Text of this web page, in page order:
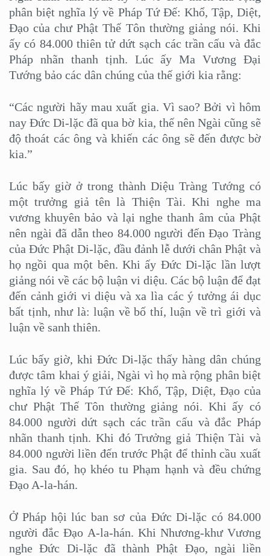
phân biệt nghĩa lý về Pháp Tứ Đế: Khổ, Tập, Diệt,
Đạo của chư Phật Thế Tôn thường giảng nói. Khi
ấy có 84.000 thiên tử dứt sạch các trần cấu và đắc
Pháp nhãn thanh tịnh. Lúc ấy Ma Vương Đại
Tướng bảo các dân chúng của thế giới kia rằng:
“Các người hãy mau xuất gia. Vì sao? Bởi vì hôm
nay Đức Di-lặc đã qua bờ kia, thế nên Ngài cũng sẽ
độ thoát các ông và khiến các ông sẽ đến được bờ
kia.”
Lúc bấy giờ ở trong thành Diệu Tràng Tướng có
một trưởng giả tên là Thiện Tài. Khi nghe ma
vương khuyên bảo và lại nghe thanh âm của Phật
nên ngài đã dẫn theo 84.000 người đến Đạo Tràng
của Đức Phật Di-lặc, đầu đảnh lễ dưới chân Phật và
họ ngồi qua một bên. Khi ấy Đức Di-lặc lần lượt
giảng nói về các bộ luận vi diệu. Các bộ luận để đạt
đến cảnh giới vi diệu và xa lìa các ý tưởng ái dục
bất tịnh, như là: luận về bố thí, luận về trì giới và
luận về sanh thiên.
Lúc bấy giờ, khi Đức Di-lặc thấy hàng dân chúng
được tâm khai ý giải, Ngài vì họ mà rộng phân biệt
nghĩa lý về Pháp Tứ Đế: Khổ, Tập, Diệt, Đạo của
chư Phật Thế Tôn thường giảng nói. Khi ấy có
84.000 người dứt sạch các trần cấu và đắc Pháp
nhãn thanh tịnh. Khi đó Trưởng giả Thiện Tài và
84.000 người liền đến trước Phật để thỉnh cầu xuất
gia. Sau đó, họ khéo tu Phạm hạnh và đều chứng
Đạo A-la-hán.
Ở Pháp hội lúc ban sơ của Đức Di-lặc có 84.000
người đắc Đạo A-la-hán. Khi Nhương-khư Vương
nghe Đức Di-lặc đã thành Phật Đạo, ngài liền